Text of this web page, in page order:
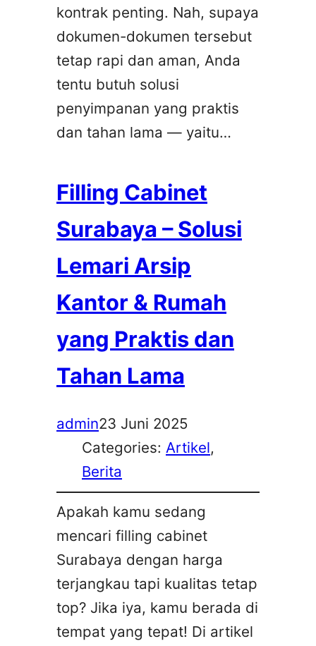
kontrak penting. Nah, supaya
dokumen-dokumen tersebut
tetap rapi dan aman, Anda
tentu butuh solusi
penyimpanan yang praktis
dan tahan lama — yaitu…
Filling Cabinet
Surabaya – Solusi
Lemari Arsip
Kantor & Rumah
yang Praktis dan
Tahan Lama
admin23 Juni 2025
Categories: Artikel
Berita
Apakah kamu sedang
mencari filling cabinet
Surabaya dengan harga
terjangkau tapi kualitas tetap
top? Jika iya, kamu berada di
tempat yang tepat! Di artikel